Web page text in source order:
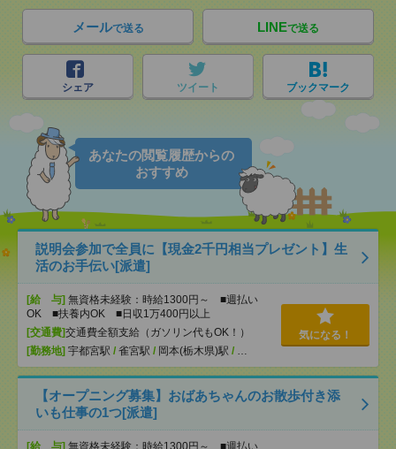
メールで送る LINEで送る
シェア ツイート ブックマーク
あなたの閲覧履歴からの
おすすめ
説明会参加で全員に【現金2千円相当プレゼント】生
活のお手伝い[派遣]
[給 与] 無資格未経験：時給1300円～ ■週払い
OK ■扶養内OK ■日収1万400円以上
[交通費]交通費全額支給（ガソリン代もOK！）
[勤務地] 宇都宮駅 / 雀宮駅 / 岡本(栃木県)駅 / …
気になる！
【オープニング募集】おばあちゃんのお散歩付き添
いも仕事の1つ[派遣]
[給 与] 無資格未経験：時給1300円～ ■週払い